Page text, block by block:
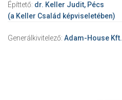
Építtető: dr. Keller Judit, Pécs
(a Keller Család képviseletében)
Generálkivitelező: Adam-House Kft.